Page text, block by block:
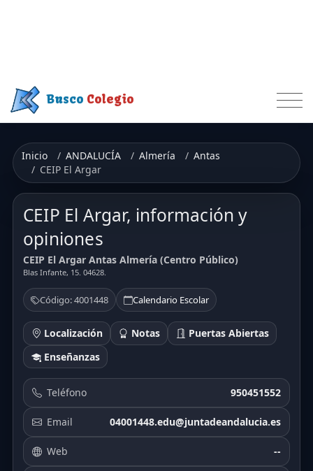
Busco Colegio
Inicio ANDALUCÍA Almería
Antas
CEIP El Argar
CEIP El Argar, información y
opiniones
CEIP El Argar Antas Almería (Centro Público)
Blas Infante, 15. 04628.
Código: 4001448 Calendario Escolar
Localización Notas
Puertas Abiertas
Enseñanzas
Teléfono 950451552
Email 04001448.edu@juntadeandalucia.es
Web --